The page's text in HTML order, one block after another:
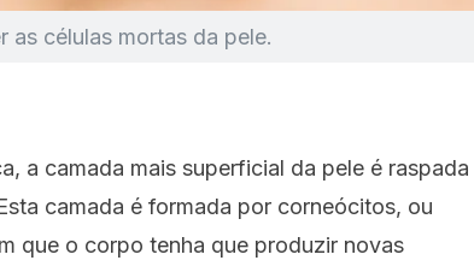
as células mortas da pele.
a camada mais superficial da pele é raspada
camada é formada por corneócitos, ou
que o corpo tenha que produzir novas